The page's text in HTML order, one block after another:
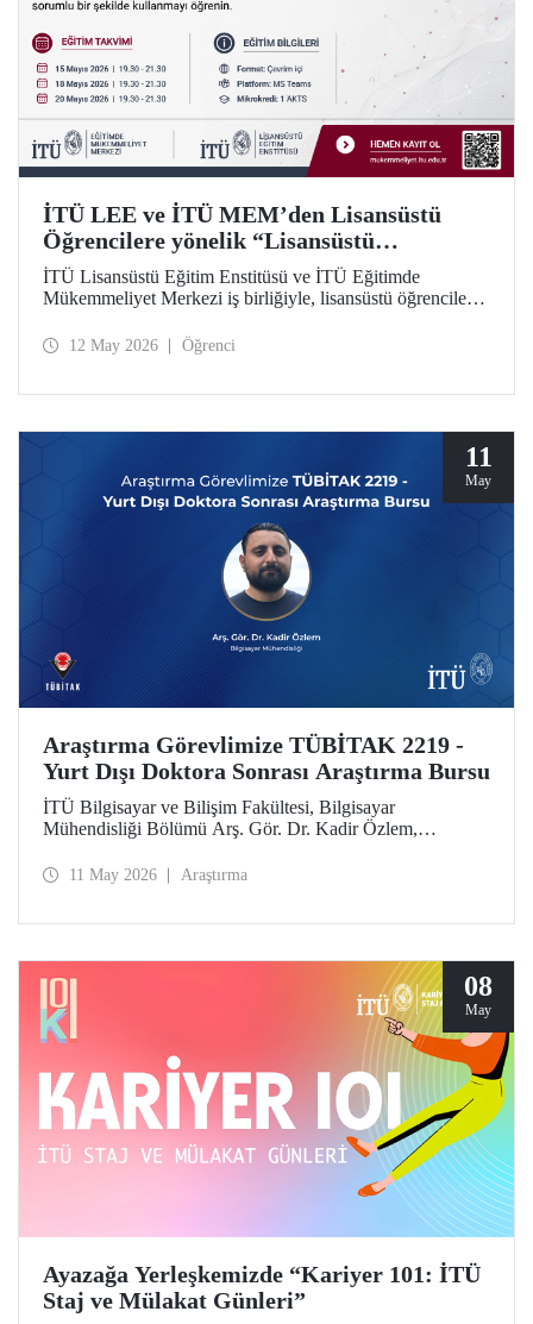
İTÜ LEE ve İTÜ MEM’den Lisansüstü
Öğrencilere yönelik “Lisansüstü
Araştırmalarda Yapay Zekânın Sorumlu
Kullanımı” Eğitim Dizisi
İTÜ Lisansüstü Eğitim Enstitüsü ve İTÜ Eğitimde
Mükemmeliyet Merkezi iş birliğiyle, lisansüstü öğrenciler
sorumlu kullanımına odaklanan 5 modüllü yeni bir eğitim
ise 2026–2027 Güz döneminde uygulanacak.
12 May 2026 Öğrenci
11
May
Araştırma Görevlimize TÜBİTAK 2219 -
Yurt Dışı Doktora Sonrası Araştırma Bursu
İTÜ Bilgisayar ve Bilişim Fakültesi, Bilgisayar
Mühendisliği Bölümü Arş. Gör. Dr. Kadir Özlem,
Burs Programı kapsamında desteklenmeye layık görüldü.
11 May 2026 Araştırma
08
May
Ayazağa Yerleşkemizde “Kariyer 101: İTÜ
Staj ve Mülakat Günleri”